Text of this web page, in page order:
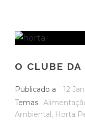
O CLUBE DA
Publicado a
12
Temas
Ambiental, Horta